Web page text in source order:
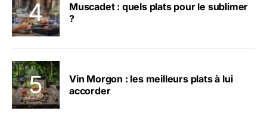
Muscadet : quels plats pour le sublimer
?
Vin Morgon : les meilleurs plats à lui
accorder